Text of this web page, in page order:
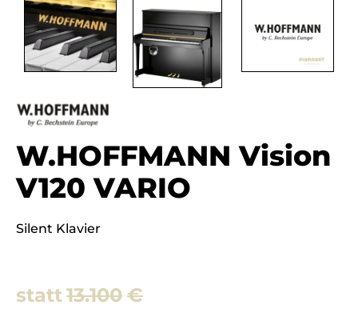
W.HOFFMANN Vision
V120 VARIO
Silent Klavier
13.100 €